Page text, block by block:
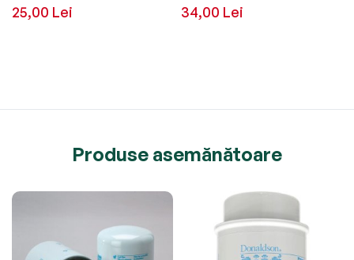
25,00 Lei 34,00 Lei
Produse asemănătoare